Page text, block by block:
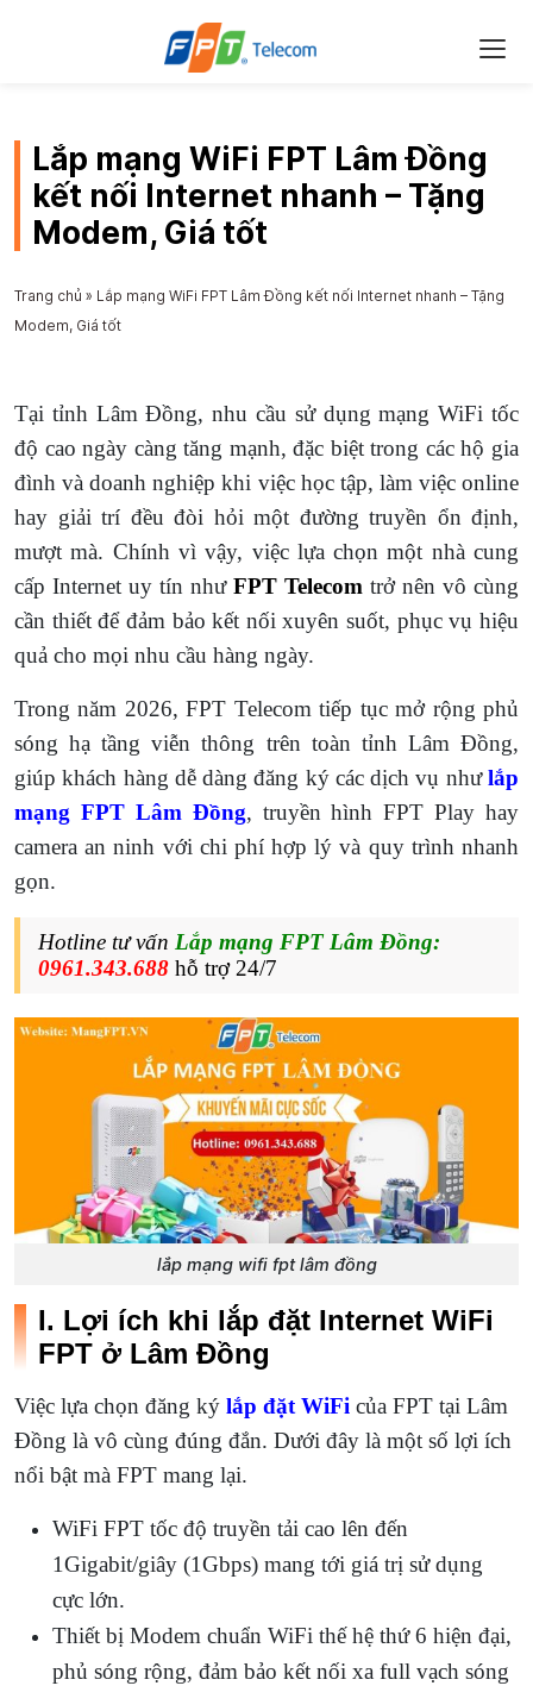
Lắp mạng WiFi FPT Lâm Đồng
kết nối Internet nhanh – Tặng
Modem, Giá tốt
Trang chủ » Lắp mạng WiFi FPT Lâm Đồng kết nối Internet nhanh – Tặng
Modem, Giá tốt
Tại tỉnh Lâm Đồng, nhu cầu sử dụng mạng WiFi tốc
độ cao ngày càng tăng mạnh, đặc biệt trong các hộ gia
đình và doanh nghiệp khi việc học tập, làm việc online
hay giải trí đều đòi hỏi một đường truyền ổn định,
mượt mà. Chính vì vậy, việc lựa chọn một nhà cung
cấp Internet uy tín như FPT Telecom trở nên vô cùng
cần thiết để đảm bảo kết nối xuyên suốt, phục vụ hiệu
quả cho mọi nhu cầu hàng ngày.
Trong năm 2026, FPT Telecom tiếp tục mở rộng phủ
sóng hạ tầng viễn thông trên toàn tỉnh Lâm Đồng,
giúp khách hàng dễ dàng đăng ký các dịch vụ nhưlắp
mạng FPT Lâm Đồng, truyền hình FPT Play hay
camera an ninh với chi phí hợp lý và quy trình nhanh
gọn.
Hotline tư vấn Lắp mạng FPT Lâm Đồng:
0961.343.688 hỗ trợ 24/7
lắp mạng wifi fpt lâm đồng
I. Lợi ích khi lắp đặt Internet WiFi
FPT ở Lâm Đồng
Việc lựa chọn đăng ký lắp đặt WiFi của FPT tại Lâm
Đồng là vô cùng đúng đắn. Dưới đây là một số lợi ích
nổi bật mà FPT mang lại.
WiFi FPT tốc độ truyền tải cao lên đến
1Gigabit/giây (1Gbps) mang tới giá trị sử dụng
cực lớn.
Thiết bị Modem chuẩn WiFi thế hệ thứ 6 hiện đại,
phủ sóng rộng, đảm bảo kết nối xa full vạch sóng